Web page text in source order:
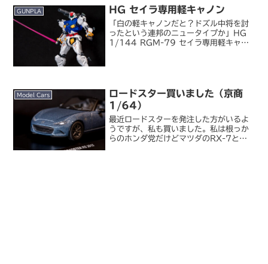
月いっぱいく...
GUNPLA HG セイラ専用軽キャノン
「白の軽キャノンだと？ドズル中将を討
ったという連邦のニュータイプか」HG
1/144 RGM-79 セイラ専用軽キャノ
Model Cars
ロードスター買いました（京商
1/64）
最近ロードスターを発注した方がいるよ
うですが、私も買いました。私は根っか
らのホンダ党だけどマツダのRX-7とロ